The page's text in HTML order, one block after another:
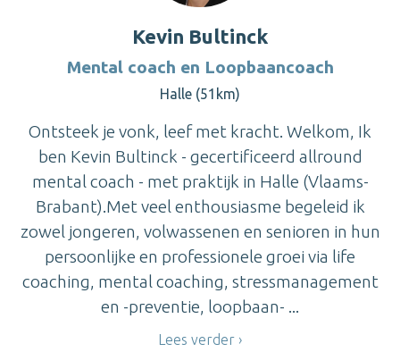
Kevin Bultinck
Mental coach en Loopbaancoach
Halle (51km)
Ontsteek je vonk, leef met kracht. Welkom, Ik
ben Kevin Bultinck - gecertificeerd allround
mental coach - met praktijk in Halle (Vlaams-
Brabant).Met veel enthousiasme begeleid ik
zowel jongeren, volwassenen en senioren in hun
persoonlijke en professionele groei via life
coaching, mental coaching, stressmanagement
en -preventie, loopbaan- ...
Lees verder